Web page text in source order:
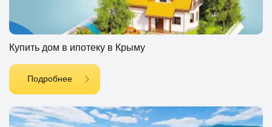
Купить дом в ипотеку в Крыму
Подробнее